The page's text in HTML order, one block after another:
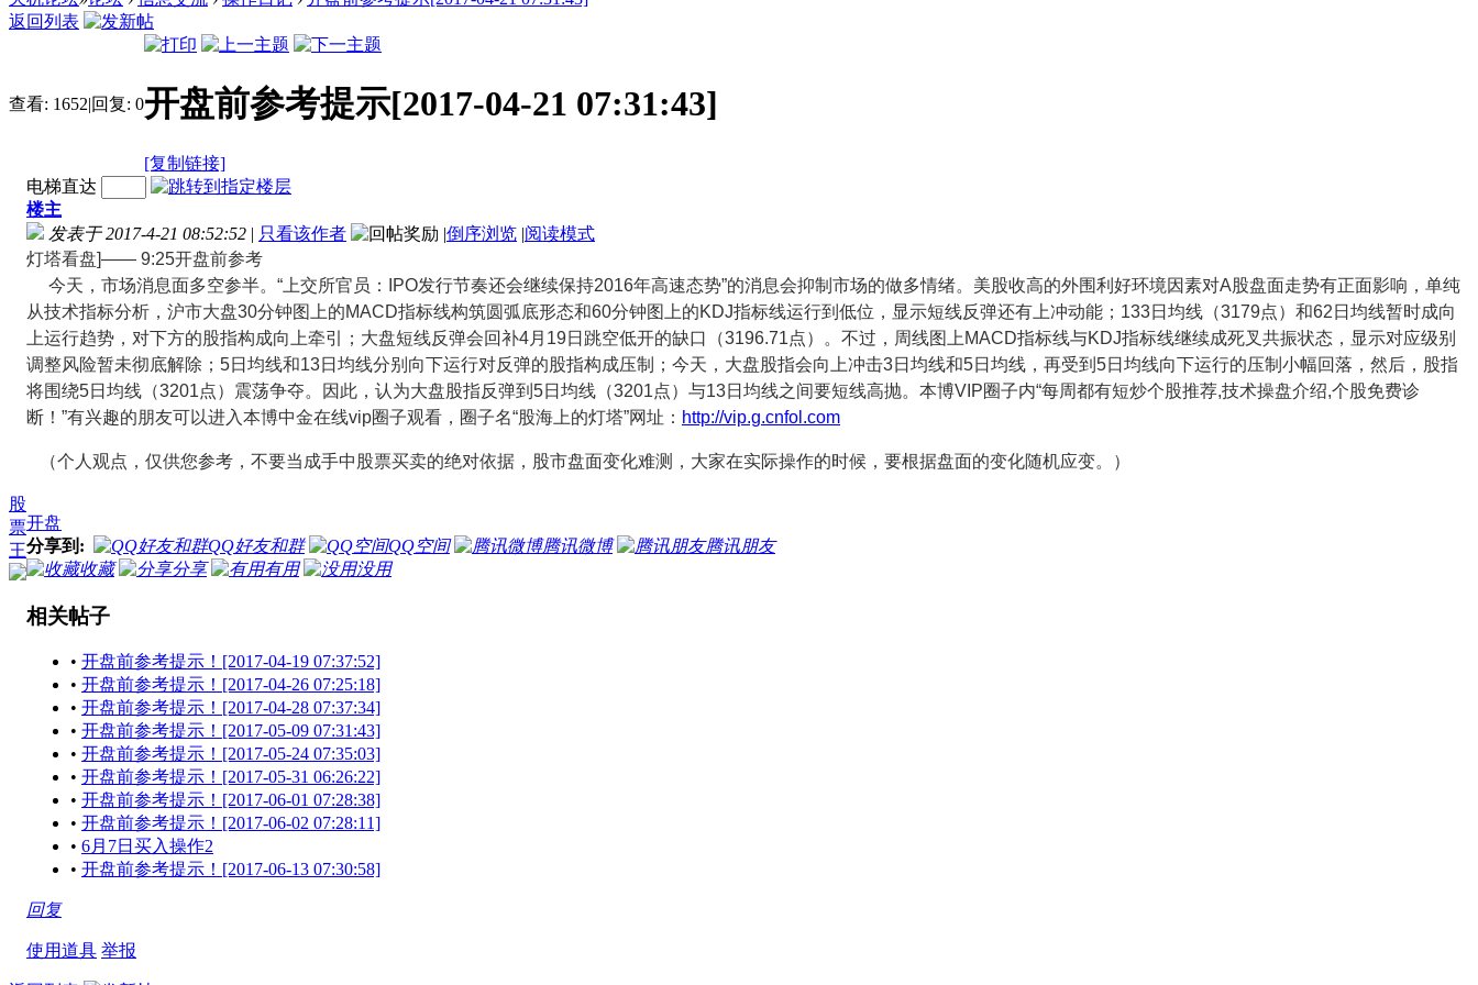
返回列表
查看: 1652|回复: 0开盘前参考提示[2017-04-21 07:31:43]
[复制链接]
股
票
王
电梯直达
楼主
发表于 2017-4-21 08:52:52 | 只看该作者 |倒序浏览 |阅读模式
灯塔看盘]―― 9:25开盘前参考
今天，市场消息面多空参半。“上交所官员：IPO发行节奏还会继续保持2016年高速态势”的消息会抑制市场的做多情绪。美股收高的外围利好环境因素对A股盘面走势有正面影响，单纯
从技术指标分析，沪市大盘30分钟图上的MACD指标线构筑圆弧底形态和60分钟图上的KDJ指标线运行到低位，显示短线反弹还有上冲动能；133日均线（3179点）和62日均线暂时成向
上运行趋势，对下方的股指构成向上牵引；大盘短线反弹会回补4月19日跳空低开的缺口（3196.71点）。不过，周线图上MACD指标线与KDJ指标线继续成死叉共振状态，显示对应级别
调整风险暂未彻底解除；5日均线和13日均线分别向下运行对反弹的股指构成压制；今天，大盘股指会向上冲击3日均线和5日均线，再受到5日均线向下运行的压制小幅回落，然后，股指
将围绕5日均线（3201点）震荡争夺。因此，认为大盘股指反弹到5日均线（3201点）与13日均线之间要短线高抛。本博VIP圈子内“每周都有短炒个股推荐,技术操盘介绍,个股免费诊
断！”有兴趣的朋友可以进入本博中金在线vip圈子观看，圈子名“股海上的灯塔”网址： http://vip.g.cnfol.com
（个人观点，仅供您参考，不要当成手中股票买卖的绝对依据，股市盘面变化难测，大家在实际操作的时候，要根据盘面的变化随机应变。）
开盘
分享到:
QQ好友和群 QQ空间 腾讯微博
腾讯朋友
收藏
分享 有用 没用
相关帖子
• 开盘前参考提示！[2017-04-19 07:37:52]
• 开盘前参考提示！[2017-04-26 07:25:18]
• 开盘前参考提示！[2017-04-28 07:37:34]
• 开盘前参考提示！[2017-05-09 07:31:43]
• 开盘前参考提示！[2017-05-24 07:35:03]
• 开盘前参考提示！[2017-05-31 06:26:22]
• 开盘前参考提示！[2017-06-01 07:28:38]
• 开盘前参考提示！[2017-06-02 07:28:11]
• 6月7日买入操作2
• 开盘前参考提示！[2017-06-13 07:30:58]
回复
使用道具 举报